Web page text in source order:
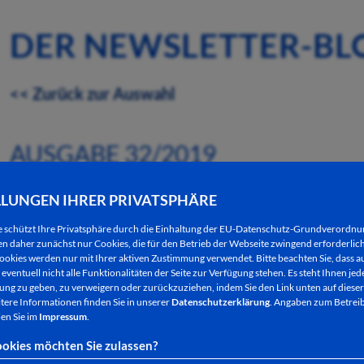
IHRER PRIVATSPHÄRE
schützt Ihre Privatsphäre durch die Einhaltung der EU-Datenschutz-
daher zunächst nur Cookies, die für den Betrieb der Webseite zwingend
werden nur mit Ihrer aktiven Zustimmung verwendet. Bitte beachten Sie, dass
nicht alle Funktionalitäten der Seite zur Verfügung stehen. Es steht Ihnen
zu geben, zu verweigern oder zurückzuziehen, indem Sie den Link unten auf
Informationen finden Sie in unsererDatenschutzerklärung. Angaben zum
Sie im Impressum.
möchten Sie zulassen?
DER NEWSLETTER-
<< Zurück zur Auswahl
AUSGABE 32/2019
STADTGÄRTNER HELFEN BEIM
06.08.2019
Im Bereich des Stadtforstes kommt es derzeit
Aufarbeitung von kranken Bäumen) in
Für den Zeitraum der nächsten drei Wochen